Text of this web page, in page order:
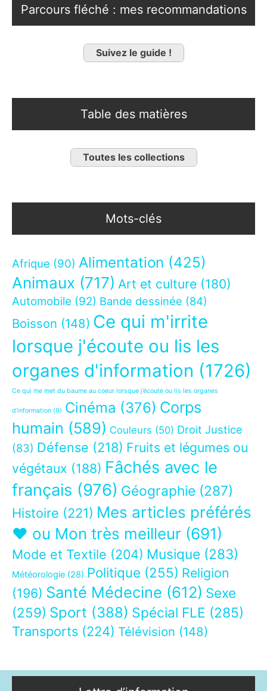
Parcours fléché : mes recommandations
Suivez le guide !
Table des matières
Toutes les collections
Mots-clés
Afrique (90) Alimentation (425)
Animaux (717) Art et culture (180)
Automobile (92) Bande dessinée (84)
Boisson (148) Ce qui m'irrite
lorsque j'écoute ou lis les
organes d'information (1726)
Ce qui me met du baume au coeur lorsque j’écoute ou lis les organes
d’information (9) Cinéma (376) Corps
humain (589) Couleurs (50) Droit Justice
(83) Défense (218) Fruits et légumes ou
végétaux (188) Fâchés avec le
français (976) Géographie (287)
Histoire (221) Mes articles préférés
❤ ou Mon très meilleur (691)
Mode et Textile (204) Musique (283)
Météorologie (28) Politique (255) Religion
(196) Santé Médecine (612) Sexe
(259) Sport (388) Spécial FLE (285)
Transports (224) Télévision (148)